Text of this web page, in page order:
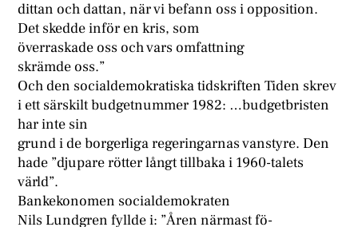
dittan och dattan, när vi befann oss i opposition.
Det skedde inför en kris, som
överraskade oss och vars omfattning
skrämde oss.”
Och den socialdemokratiska tidskriften Tiden skrev
i ett särskilt budgetnummer 1982: …budgetbristen
har inte sin
grund i de borgerliga regeringarnas vanstyre. Den
hade ”djupare rötter långt tillbaka i 1960-talets
värld”.
Bankekonomen socialdemokraten
Nils Lundgren fyllde i: ”Åren närmast fö-